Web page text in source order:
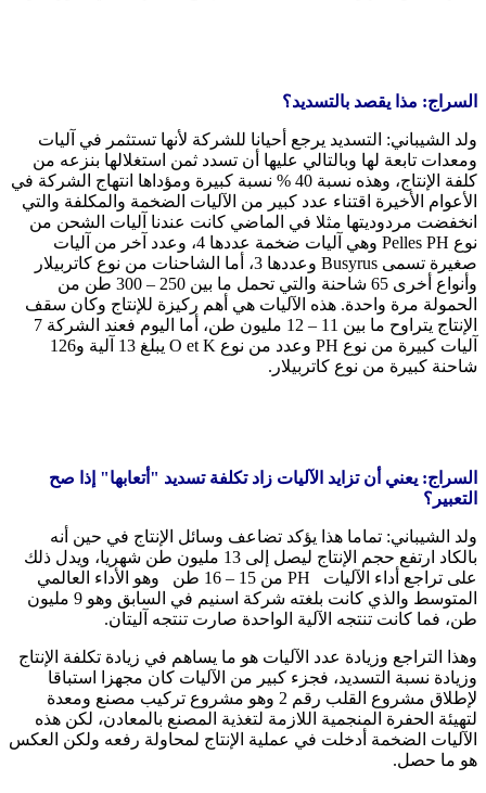
السراج: مذا يقصد بالتسديد؟
ولد الشيباني: التسديد يرجع أحيانا للشركة لأنها تستثمر في آليات
ومعدات تابعة لها وبالتالي عليها أن تسدد ثمن استغلالها بنزعه من
كلفة الإنتاج، وهذه نسبة 40 % نسبة كبيرة ومؤداها انتهاج الشركة في
الأعوام الأخيرة اقتناء عدد كبير من الآليات الضخمة والمكلفة والتي
انخفضت مردوديتها مثلا في الماضي كانت عندنا آليات الشحن من
نوع Pelles PH وهي آليات ضخمة عددها 4، وعدد آخر من آليات
صغيرة تسمى Busyrus وعددها 3، أما الشاحنات من نوع كاتربيلار
وأنواع أخرى 65 شاحنة والتي تحمل ما بين 250 – 300 طن من
الحمولة مرة واحدة. هذه الآليات هي أهم ركيزة للإنتاج وكان سقف
الإنتاج يتراوح ما بين 11 – 12 مليون طن، أما اليوم فعند الشركة 7
آليات كبيرة من نوع PH وعدد من نوع O et K يبلغ 13 آلية و126
شاحنة كبيرة من نوع كاتربيلار.
السراج: يعني أن تزايد الآليات زاد تكلفة تسديد "أتعابها" إذا صح
التعبير؟
ولد الشيباني: تماما هذا يؤكد تضاعف وسائل الإنتاج في حين أنه
بالكاد ارتفع حجم الإنتاج ليصل إلى 13 مليون طن شهريا، ويدل ذلك
على تراجع أداء الآليات PH من 15 – 16 طن وهو الأداء العالمي
المتوسط والذي كانت بلغته شركة اسنيم في السابق وهو 9 مليون
طن، فما كانت تنتجه الآلية الواحدة صارت تنتجه آليتان.
وهذا التراجع وزيادة عدد الآليات هو ما يساهم في زيادة تكلفة الإنتاج
وزيادة نسبة التسديد، فجزء كبير من الآليات كان مجهزا استباقا
لإطلاق مشروع القلب رقم 2 وهو مشروع تركيب مصنع ومعدة
لتهيئة الحفرة المنجمية اللازمة لتغذية المصنع بالمعادن، لكن هذه
الآليات الضخمة أدخلت في عملية الإنتاج لمحاولة رفعه ولكن العكس
هو ما حصل.